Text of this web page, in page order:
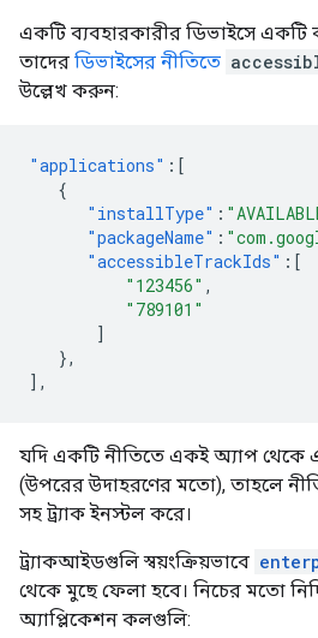
একটি ব্যবহারকারীর ডিভাইসে একটি
তাদের ডিভাইসের নীতিতে
উল্লেখ করুন:
"applications" :[
{
"installType" :
"packageName" :
"accessibleTrackIds" :[
"123456" ,
"789101"
]
},
],
যদি একটি নীতিতে একই অ্যাপ থেকে
(উপরের উদাহরণের মতো), তাহলে
সহ ট্র্যাক ইনস্টল করে।
ট্র্যাকআইডগুলি স্বয়ংক্রিয়ভাবে
থেকে মুছে ফেলা হবে। নিচের মতো
অ্যাপ্লিকেশন কলগুলি: